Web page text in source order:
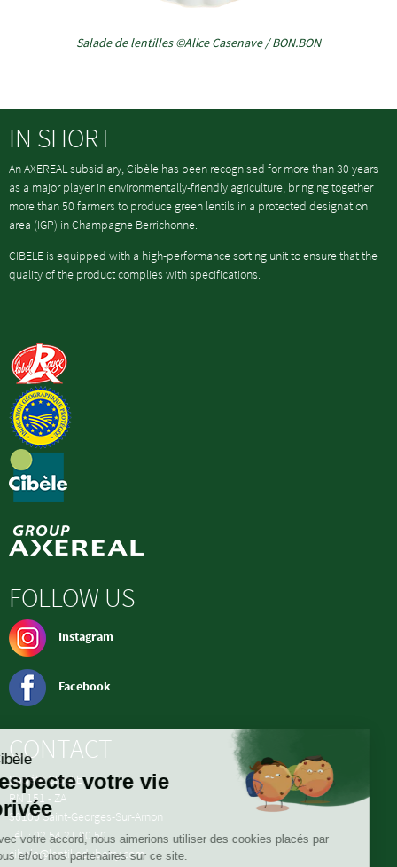
Salade de lentilles ©Alice Casenave / BON.BON
IN SHORT
An AXEREAL subsidiary, Cibèle has been recognised for more than 30 years
as a major player in environmentally-friendly agriculture, bringing together
more than 50 farmers to produce green lentils in a protected designation
area (IGP) in Champagne Berrichonne.
CIBELE is equipped with a high-performance sorting unit to ensure that the
quality of the product complies with specifications.
FOLLOW US
Instagram
Facebook
CONTACT
Société CIBELE
RN 151 - ZA
36100 Saint-Georges-Sur-Arnon
Tél. : 02 54 21 90 50
cibele@lentilleduberry.com